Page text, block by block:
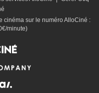
cinéma sur le numéro AlloCiné :
minute)